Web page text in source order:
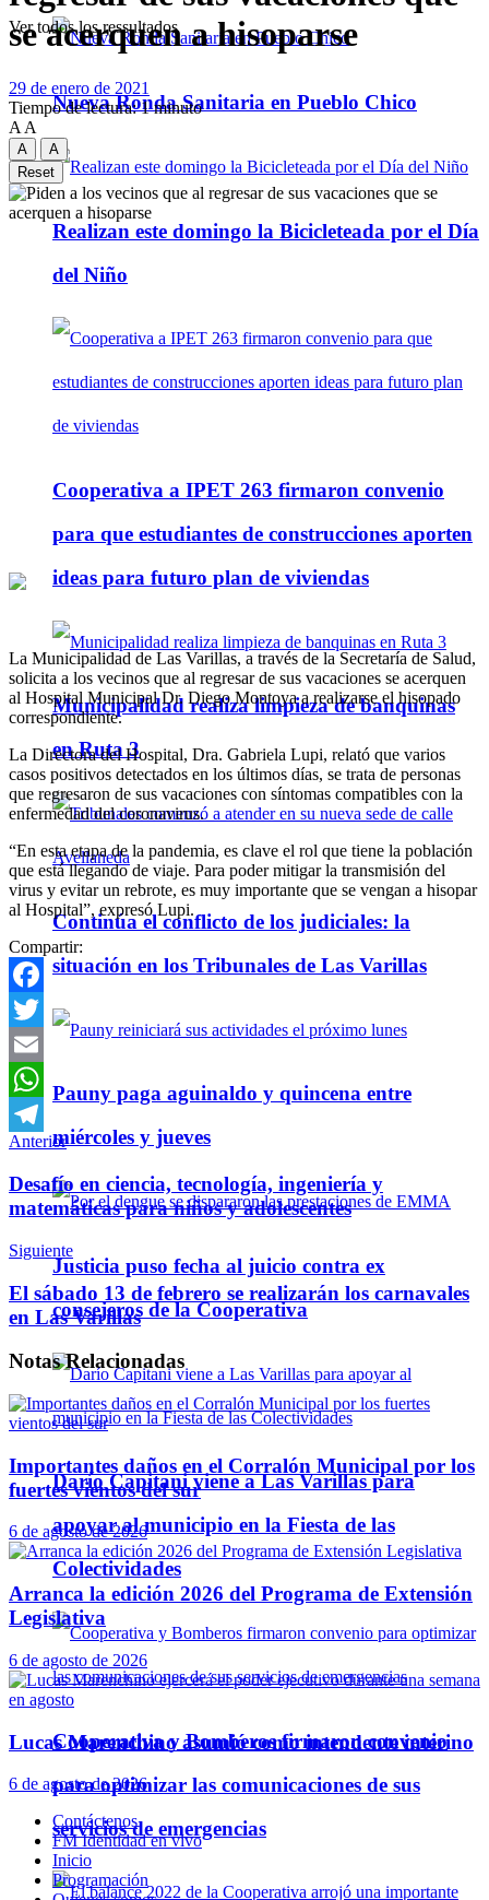
Nueva Ronda Sanitaria en Pueblo Chico
Realizan este domingo la Bicicleteada por el Día
del Niño
Cooperativa a IPET 263 firmaron convenio
para que estudiantes de construcciones aporten
ideas para futuro plan de viviendas
Municipalidad realiza limpieza de banquinas
en Ruta 3
Continúa el conflicto de los judiciales: la
situación en los Tribunales de Las Varillas
Pauny paga aguinaldo y quincena entre
miércoles y jueves
Justicia puso fecha al juicio contra ex
consejeros de la Cooperativa
Darío Capitani viene a Las Varillas para
apoyar al municipio en la Fiesta de las
Colectividades
Cooperativa y Bomberos firmaron convenio
para optimizar las comunicaciones de sus
servicios de emergencias
Ver todos los ressultados
se acerquen a hisoparse
29 de enero de 2021
Tiempo de lectura: 1 minuto
A A
A
A
Reset
La Municipalidad de Las Varillas, a través de la Secretaría de Salud,
solicita a los vecinos que al regresar de sus vacaciones se acerquen
al Hospital Municipal Dr. Diego Montoya a realizarse el hisopado
correspondiente.
La Directora del Hospital, Dra. Gabriela Lupi, relató que varios
casos positivos detectados en los últimos días, se trata de personas
que regresaron de sus vacaciones con síntomas compatibles con la
enfermedad del coronavirus.
“En esta etapa de la pandemia, es clave el rol que tiene la población
que está llegando de viaje. Para poder mitigar la transmisión del
virus y evitar un rebrote, es muy importante que se vengan a hisopar
al Hospital”, expresó Lupi.
Compartir:
Facebook
Twitter
Email
WhatsApp
Telegram
Anterior
Desafío en ciencia, tecnología, ingeniería y
matemáticas para niños y adolescentes
Siguiente
El sábado 13 de febrero se realizarán los carnavales
en Las Varillas
NotasRelacionadas
Importantes daños en el Corralón Municipal por los
fuertes vientos del sur
6 de agosto de 2026
Arranca la edición 2026 del Programa de Extensión
Legislativa
6 de agosto de 2026
Lucas Marenchino asumió como intendente interino
6 de agosto de 2026
Contáctenos
FM Identidad en vivo
Inicio
Programación